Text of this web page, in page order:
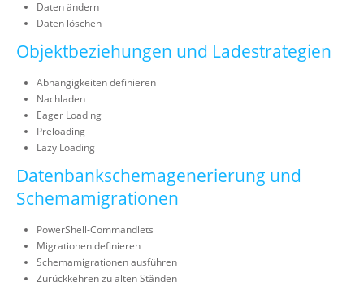
Daten ändern
Daten löschen
Objektbeziehungen und Ladestrategien
Abhängigkeiten definieren
Nachladen
Eager Loading
Preloading
Lazy Loading
Datenbankschemagenerierung und
Schemamigrationen
PowerShell-Commandlets
Migrationen definieren
Schemamigrationen ausführen
Zurückkehren zu alten Ständen